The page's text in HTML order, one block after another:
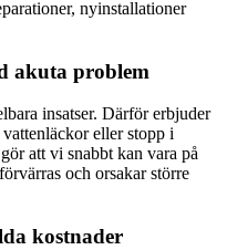
nyinstallationer
akuta problem
insatser. Därför erbjuder
eller stopp i
att vi snabbt kan vara på
och orsakar större
kostnader